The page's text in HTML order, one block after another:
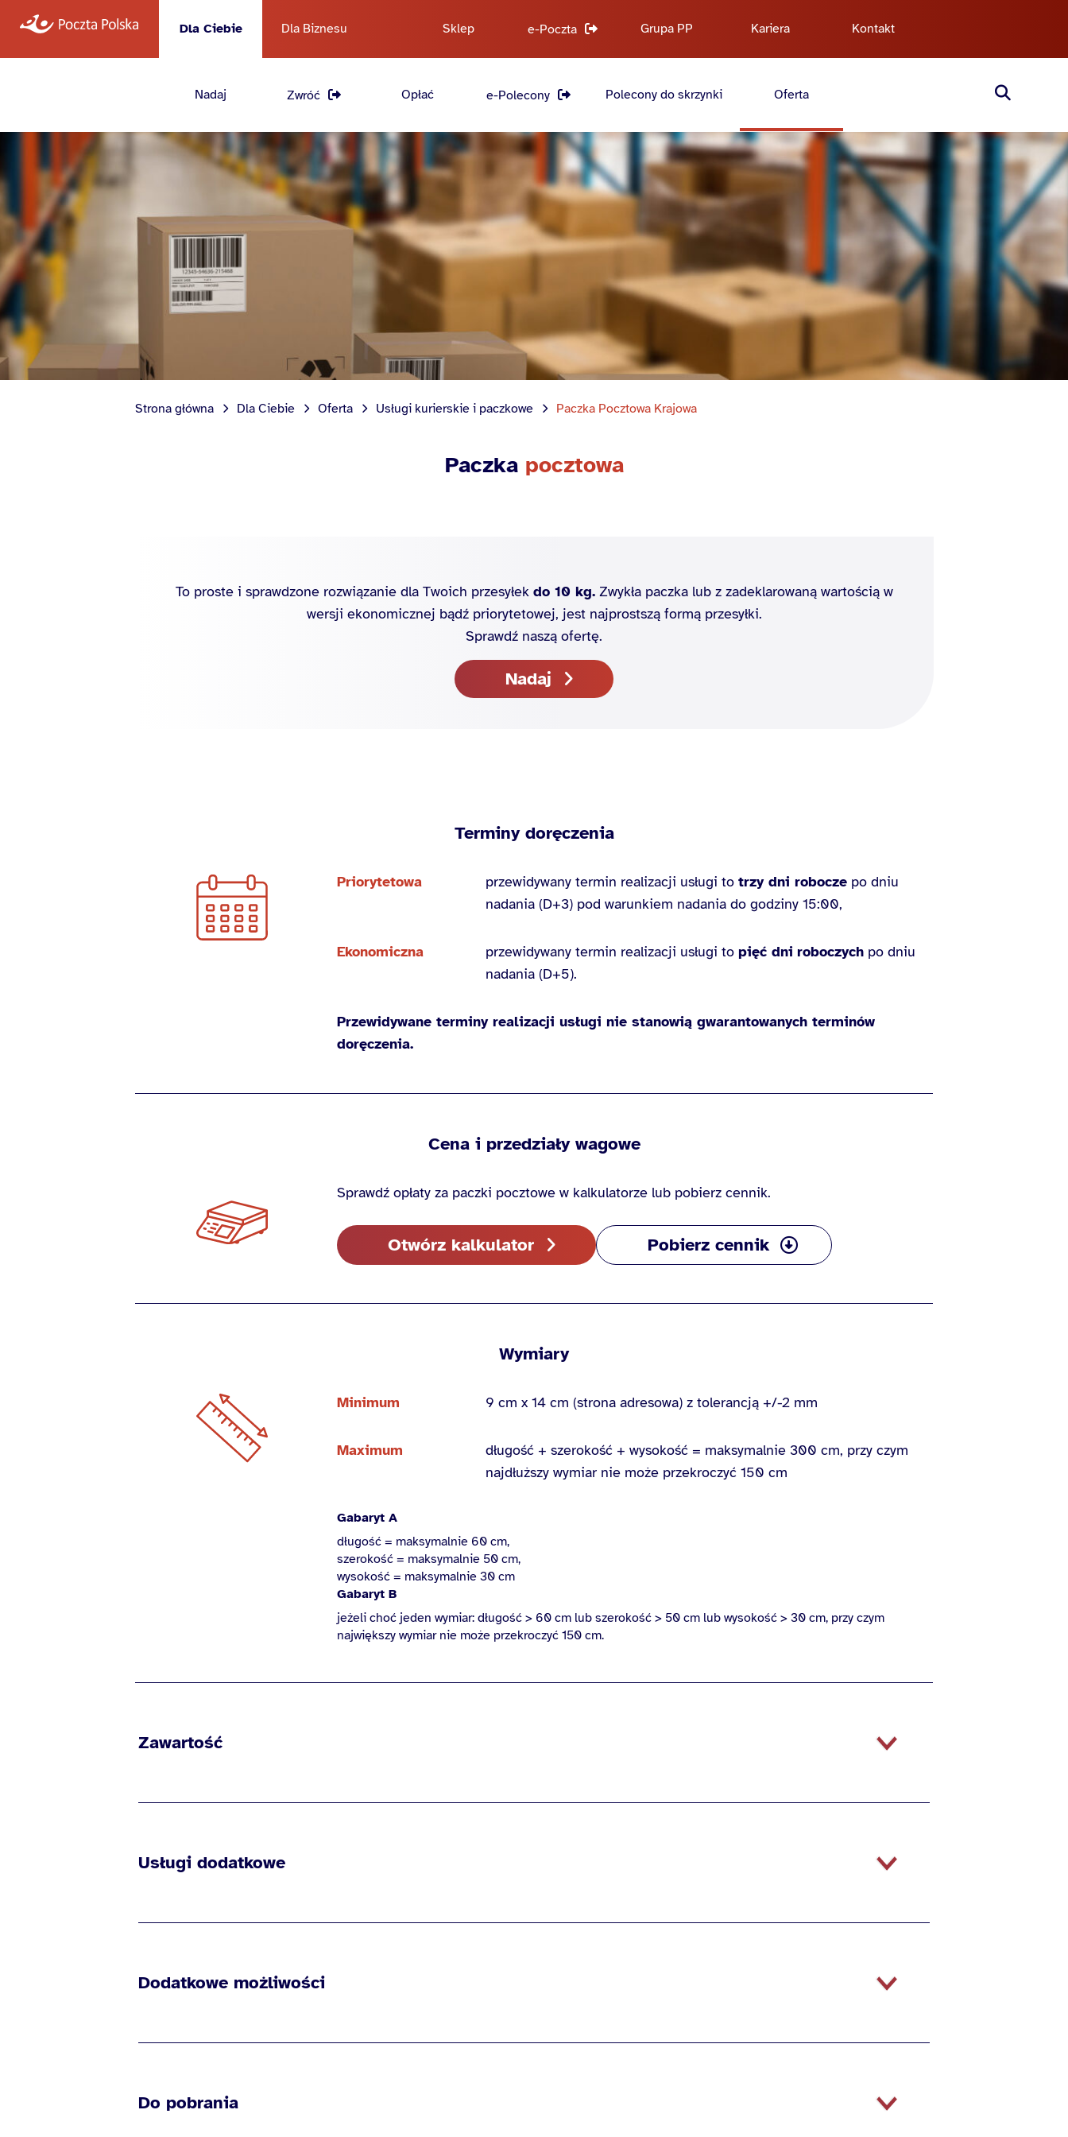
Dla Ciebie
Nadaj Zwróć Opłać e-Polecony Polecony do skrzynki Oferta
Dla Biznesu Sklep e-Poczta Grupa PP Kariera Kontakt
Strona główna Dla Ciebie Oferta Usługi kurierskie i paczkowe Paczka Pocztowa Krajowa
Paczka pocztowa
To proste i sprawdzone rozwiązanie dla Twoich przesyłek do 10 kg.Zwykła paczka lub z zadeklarowaną wartością w
wersji ekonomicznej bądź priorytetowej, jest najprostszą formą przesyłki.
Sprawdź naszą ofertę.
Nadaj
Terminy doręczenia
Priorytetowa przewidywany termin realizacji usługi totrzy dni robocze po dniu
nadania (D+3) pod warunkiem nadania do godziny 15:00,
Ekonomiczna przewidywany termin realizacji usługi topięć dni roboczych po dniu
nadania (D+5).
Przewidywane terminy realizacji usługi nie stanowią gwarantowanych terminów
doręczenia.
Cena i przedziały wagowe
Sprawdź opłaty za paczki pocztowe w kalkulatorze lub pobierz cennik.
Otwórz kalkulator Pobierz cennik
Wymiary
Minimum 9 cm x 14 cm (strona adresowa) z tolerancją +/-2 mm
Maximum
długość + szerokość + wysokość = maksymalnie 300 cm, przy czym
najdłuższy wymiar nie może przekroczyć 150 cm
Gabaryt A
długość = maksymalnie 60 cm,
szerokość = maksymalnie 50 cm,
wysokość = maksymalnie 30 cm
Gabaryt B
jeżeli choć jeden wymiar: długość > 60 cm lub szerokość > 50 cm lub wysokość > 30 cm, przy czym
największy wymiar nie może przekroczyć 150 cm.
Zawartość
Usługi dodatkowe
Dodatkowe możliwości
Do pobrania